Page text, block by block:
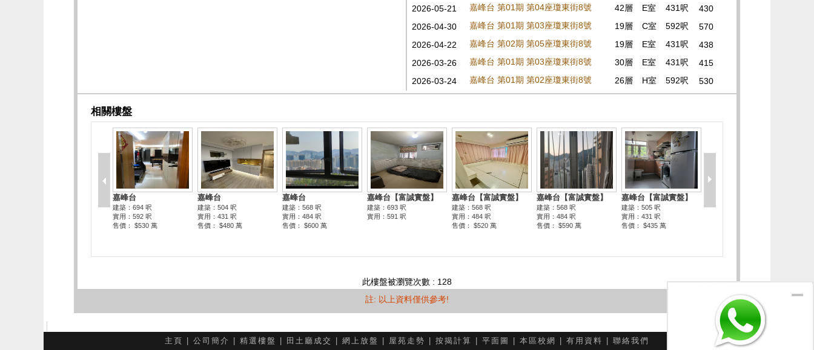
2026-05-21
嘉峰台 第01期 第04座瓊東街8號 42層 E室 431呎
430
2026-04-30
嘉峰台 第01期 第03座瓊東街8號 19層 C室 592呎
570
2026-04-22
嘉峰台 第02期 第05座瓊東街8號 19層 E室 431呎
438
2026-03-26
嘉峰台 第01期 第03座瓊東街8號 30層 E室 431呎
415
2026-03-24
嘉峰台 第01期 第02座瓊東街8號 26層 H室 592呎 530
此樓盤被瀏覽次數 : 128
註: 以上資料僅供參考!
主頁 公司簡介 精選樓盤 田土廳成交 網上放盤 屋苑走勢 按揭計算 平面圖 本區校網 有用資料 聯絡我們